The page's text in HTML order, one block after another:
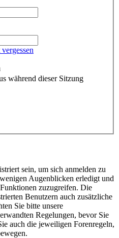
während dieser Sitzung
sein, um sich anmelden zu
Augenblicken erledigt und
zuzugreifen. Die
Benutzern auch zusätzliche
Sie bitte unsere
Regelungen, bevor Sie
auch die jeweiligen Forenregeln,